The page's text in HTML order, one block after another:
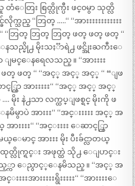
ေတြး စြတ္လိုက္ပီး ဖင္၀မွာ သုတ္လိ
“ဘြတ္ …..“ “အားးးးးးးးးးးး
အင့္ “ “ဘြတ္ ဘြတ္ ဘြတ္ ဖတ္ ဖတ္ ဖတ္ “
ည္မို႕ မိုးသႏၱာရဲ႕ ဖင္အိုးႀကီးေ
မင္ေနရေလသည္ ။ “အားးးး
ဖတ္ ဖတ္ ဖတ္ “ “အင့္ အင့္ အင့္ “ “ျဖ
ဆာင့္ကြာ အားးးးး“ “အင့္ အင့္ အင့္
မိုး နဲ႕သာ လက္ထပ္ျဖစ္ရင္ မိုးကို ဖ
ပဲ အားးး“ “အင္းးးးး အင့္ အ
းးး“ “အင္းးးး ေဆာင့္ကြာ
ေမာင္ အားးး မိုး ပီးခ်င္လာတယ္
ထုတ္လိုက္ရင္း အဖုတ္ထဲ သို႕ ေျပာင္း
ကာ ေညွာင့္ေနမိသည္ ။ “အင့္ အ
အားးးးးရွိးးးးး“ “အားးးးေ